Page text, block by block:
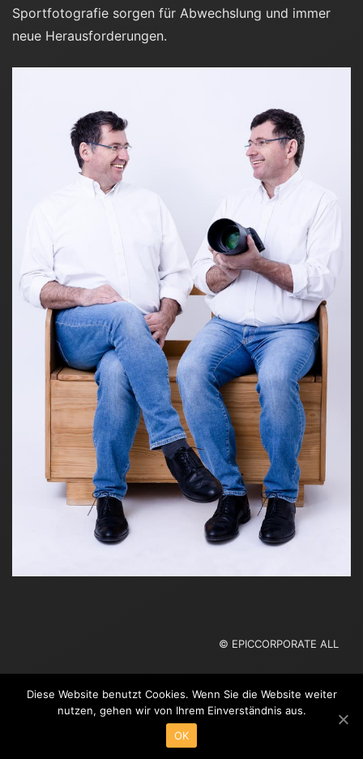
Sportfotografie sorgen für Abwechslung und immer
neue Herausforderungen.
© EPICCORPORATE ALL
Diese Website benutzt Cookies. Wenn Sie die Website weiter
nutzen, gehen wir von Ihrem Einverständnis aus.
OK